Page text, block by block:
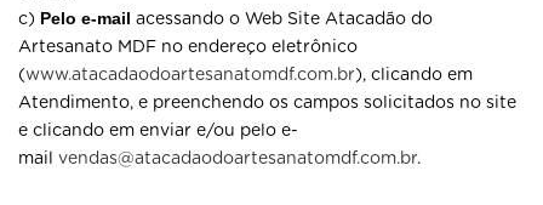
c) Pelo e-mail acessando o Web Site Atacadão do
Artesanato MDF no endereço eletrônico
(www.atacadaodoartesanatomdf.com.br), clicando em
Atendimento, e preenchendo os campos solicitados no site
e clicando em enviar e/ou pelo e-
mail vendas@atacadaodoartesanatomdf.com.br.